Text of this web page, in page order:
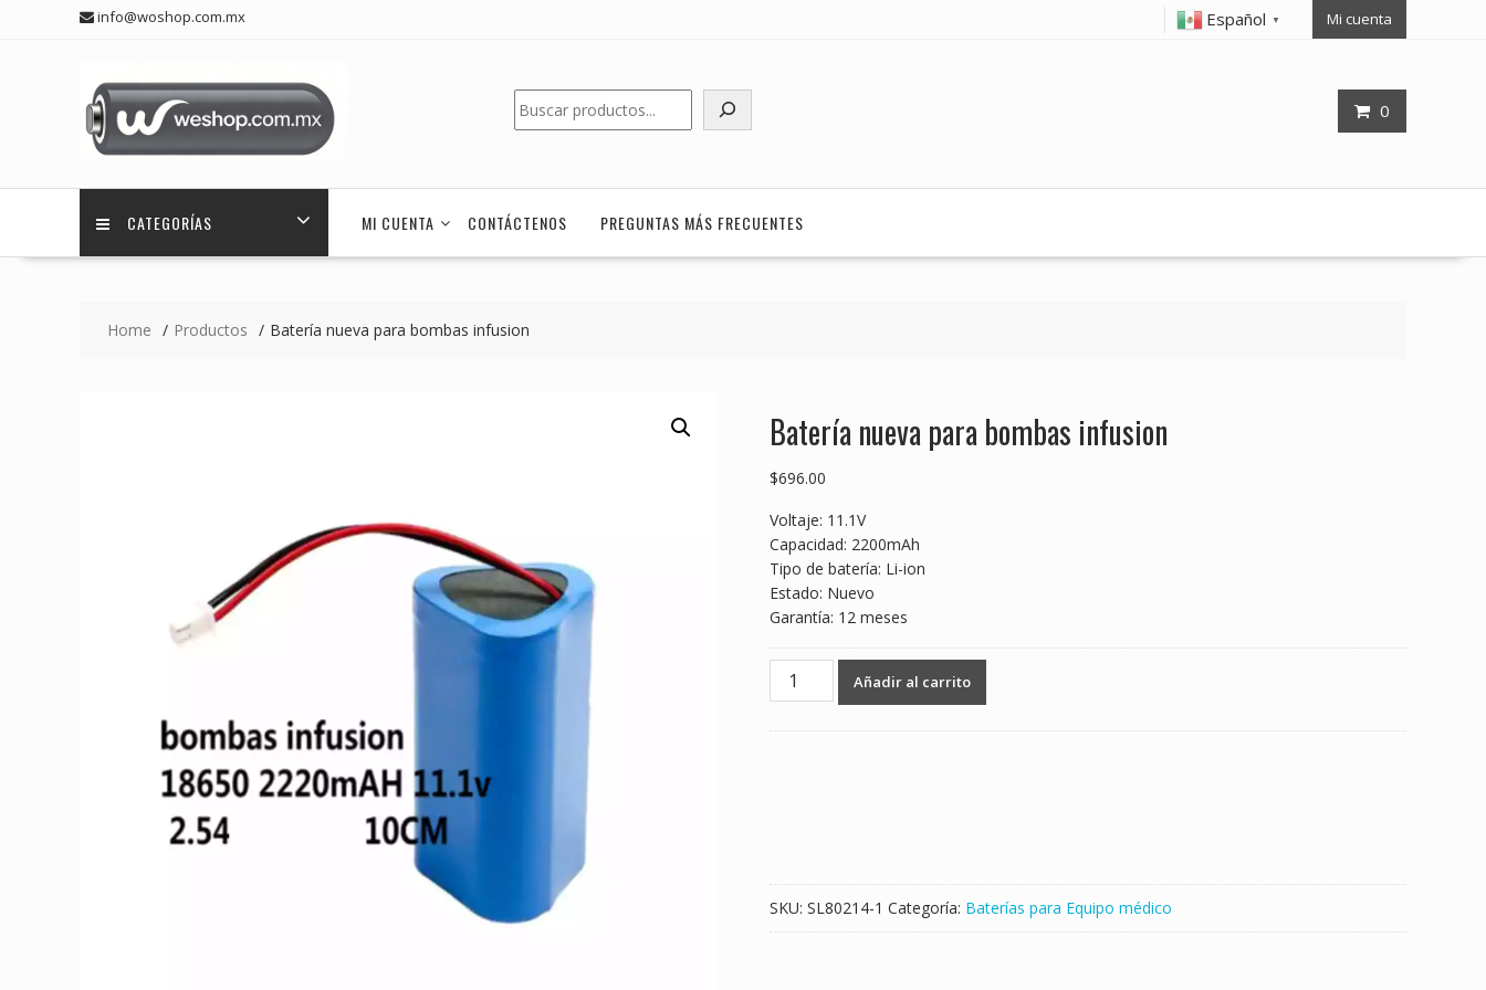
info@woshop.com.mx Español ▼ Mi cuenta
0
Buscar
CATEGORÍAS MI CUENTA CONTÁCTENOS PREGUNTAS MÁS FRECUENTES
Home Productos Batería nueva para bombas infusion
Batería nueva para bombas infusion
$696.00
Voltaje: 11.1V
Capacidad: 2200mAh
Tipo de batería: Li-ion
Estado: Nuevo
Garantía: 12 meses
Batería
Añadir al carrito
SKU: SL80214-1 Categoría: Baterías para Equipo médico